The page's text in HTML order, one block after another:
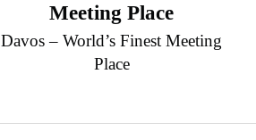
Meeting Place
Davos – World’s Finest Meeting
Place